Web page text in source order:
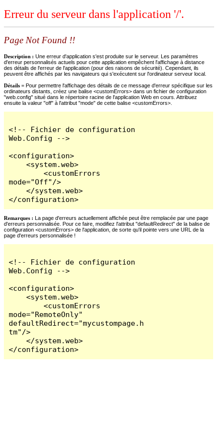
Erreur du serveur dans l'application '/'.
Page Not Found !!
Description : Une erreur d'application s'est produite sur le serveur. Les paramètres
d'erreur personnalisés actuels pour cette application empêchent l'affichage à distance
des détails de l'erreur de l'application (pour des raisons de sécurité). Cependant, ils
peuvent être affichés par les navigateurs qui s'exécutent sur l'ordinateur serveur local.
Détails = Pour permettre l'affichage des détails de ce message d'erreur spécifique sur les
ordinateurs distants, créez une balise <customErrors> dans un fichier de configuration
"web.config" situé dans le répertoire racine de l'application Web en cours. Attribuez
ensuite la valeur "off" à l'attribut "mode" de cette balise <customErrors>.
<!-- Fichier de configuration
Web.Config -->
<configuration>
    <system.web>
        <customErrors
mode="Off"/>
    </system.web>
</configuration>
Remarques : La page d'erreurs actuellement affichée peut être remplacée par une page
d'erreurs personnalisée. Pour ce faire, modifiez l'attribut "defaultRedirect" de la balise de
configuration <customErrors> de l'application, de sorte qu'il pointe vers une URL de la
page d'erreurs personnalisée !
<!-- Fichier de configuration
Web.Config -->
<configuration>
    <system.web>
        <customErrors
mode="RemoteOnly"
defaultRedirect="mycustompage.h
tm"/>
    </system.web>
</configuration>